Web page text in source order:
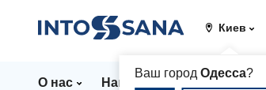
Киев
Ваш городОдесса?
О нас Направления Цены